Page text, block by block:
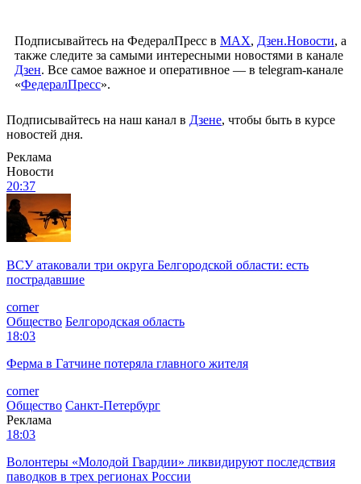
Подписывайтесь на ФедералПресс в МАХ, Дзен.Новости, а
также следите за самыми интересными новостями в канале
Дзен. Все самое важное и оперативное — в telegram-канале
«ФедералПресс».
Подписывайтесь на наш канал в Дзене, чтобы быть в курсе
новостей дня.
Реклама
Новости
20:37
ВСУ атаковали три округа Белгородской области: есть
пострадавшие
corner
Общество Белгородская область
18:03
Ферма в Гатчине потеряла главного жителя
corner
Общество Санкт-Петербург
Реклама
18:03
Волонтеры «Молодой Гвардии» ликвидируют последствия
паводков в трех регионах России